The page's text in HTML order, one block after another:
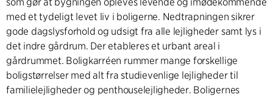
med et tydeligt levet liv i boligerne. Nedtrapningen sikrer
gode dagslysforhold og udsigt fra alle lejligheder samt lys i
det indre gårdrum. Der etableres et urbant areal i
gårdrummet. Boligkarréen rummer mange forskellige
boligstørrelser med alt fra studievenlige lejligheder til
familielejligheder og penthouselejligheder. Boligernes